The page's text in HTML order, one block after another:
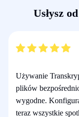
Usłysz
Używanie
plików
wygodne.
teraz wszystkie